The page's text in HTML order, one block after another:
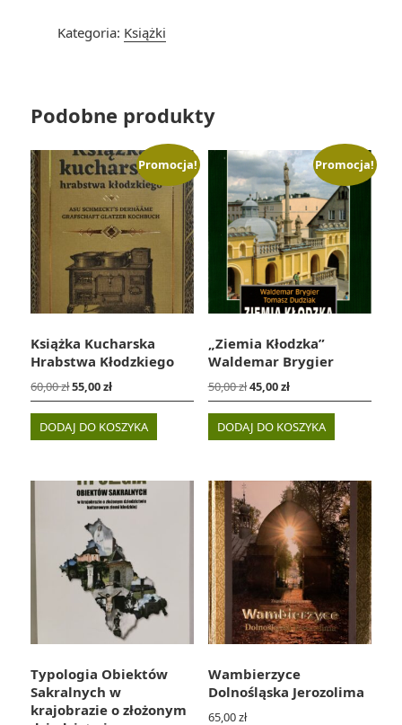
Dramaty
Kategoria: Książki
Podobne produkty
Promocja!
Książka Kucharska
Hrabstwa Kłodzkiego
60,00złPierwotna
cena
wynosiła:
60,00 zł.
55,00złAktualna
cena
wynosi:
55,00 zł.
DODAJ DO KOSZYKA
Promocja!
„Ziemia Kłodzka”
Waldemar Brygier
50,00złPierwotna
cena
wynosiła:
50,00 zł.
45,00złAktualna
cena
wynosi:
45,00 zł.
DODAJ DO KOSZYKA
Typologia Obiektów
Sakralnych w
krajobrazie o złożonym
Wambierzyce
Dolnośląska Jerozolima
65,00zł